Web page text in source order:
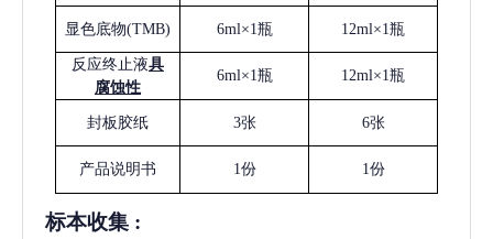
显色底物(TMB) 6ml×1瓶 12ml×1瓶
反应终止液具
腐蚀性
6ml×1瓶 12ml×1瓶
封板胶纸 3张 6张
产品说明书 1份 1份
标本收集 :